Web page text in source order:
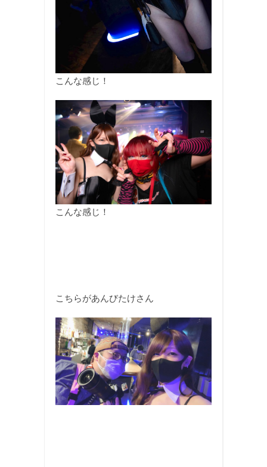
こんな感じ！
こんな感じ！
こちらがあんびたけさん